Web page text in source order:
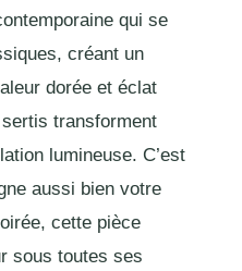
qui se
créant un
dorée et éclat
sertis transforment
lumineuse. C’est
aussi bien votre
cette pièce
sous toutes ses